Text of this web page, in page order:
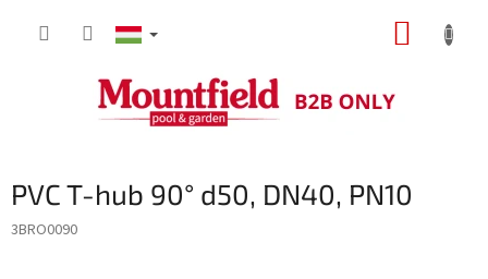
KOSÁR
PVC T-hub 90° d50, DN40, PN10
3BRO0090